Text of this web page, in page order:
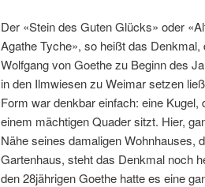
Der «Stein des Guten Glücks» oder
Agathe Tyche», so heißt das Denkmal,
Wolfgang von Goethe zu Beginn des
in den Ilmwiesen zu Weimar setzen
Form war denkbar einfach: eine Kugel,
einem mächtigen Quader sitzt. Hier,
Nähe seines damaligen Wohnhauses,
Gartenhaus, steht das Denkmal noch
den 28jährigen Goethe hatte es eine